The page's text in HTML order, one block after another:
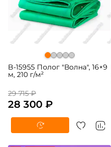
B-15955 Полог "Волна", 16×9
м, 210 г/м²
29 715 ₽
28 300 ₽